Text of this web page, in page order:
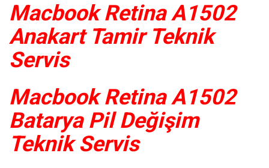
Macbook Retina A1502
Anakart Tamir Teknik
Servis
Macbook Retina A1502
Batarya Pil Değişim
Teknik Servis